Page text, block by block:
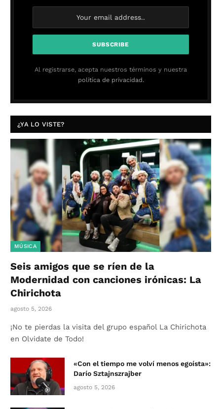
Al registrarse, acepta nuestros términos y nuestra
política de privacidad.
¿YA LO VISTE?
MÚSICA
Seis amigos que se ríen de la
Modernidad con canciones irónicas: La
Chirichota
agosto 5, 2026
¡No te pierdas la visita del grupo español La Chirichota
en Olvidate de Todo!
«Con el tiempo me volví menos egoísta»:
Darío Sztajnszrajber
agosto 5, 2026